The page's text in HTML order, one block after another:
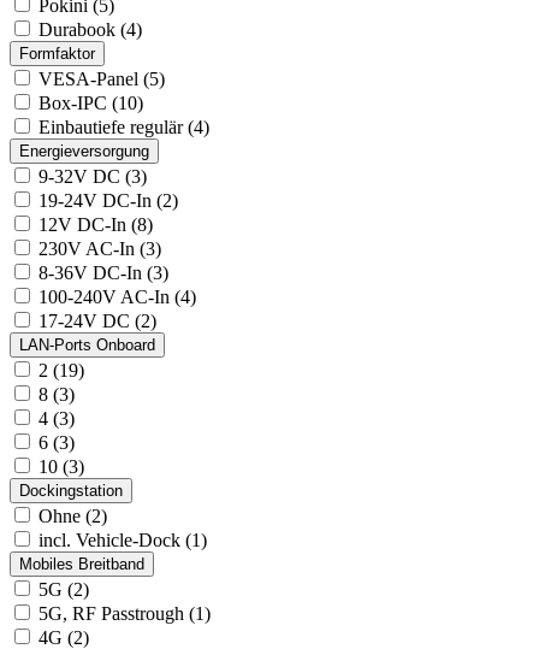
Pokini (5)
Durabook (4)
Formfaktor
VESA-Panel (5)
Box-IPC (10)
Einbautiefe regulär (4)
Energieversorgung
9-32V DC (3)
19-24V DC-In (2)
12V DC-In (8)
230V AC-In (3)
8-36V DC-In (3)
100-240V AC-In (4)
17-24V DC (2)
LAN-Ports Onboard
2 (19)
8 (3)
4 (3)
6 (3)
10 (3)
Dockingstation
Ohne (2)
incl. Vehicle-Dock (1)
Mobiles Breitband
5G (2)
5G, RF Passtrough (1)
4G (2)